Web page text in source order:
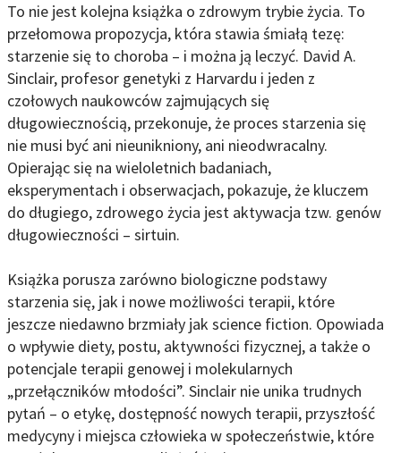
To nie jest kolejna książka o zdrowym trybie życia. To
przełomowa propozycja, która stawia śmiałą tezę:
starzenie się to choroba – i można ją leczyć. David A.
Sinclair, profesor genetyki z Harvardu i jeden z
czołowych naukowców zajmujących się
długowiecznością, przekonuje, że proces starzenia się
nie musi być ani nieunikniony, ani nieodwracalny.
Opierając się na wieloletnich badaniach,
eksperymentach i obserwacjach, pokazuje, że kluczem
do długiego, zdrowego życia jest aktywacja tzw. genów
długowieczności – sirtuin.
Książka porusza zarówno biologiczne podstawy
starzenia się, jak i nowe możliwości terapii, które
jeszcze niedawno brzmiały jak science fiction. Opowiada
o wpływie diety, postu, aktywności fizycznej, a także o
potencjale terapii genowej i molekularnych
„przełączników młodości”. Sinclair nie unika trudnych
pytań – o etykę, dostępność nowych terapii, przyszłość
medycyny i miejsca człowieka w społeczeństwie, które